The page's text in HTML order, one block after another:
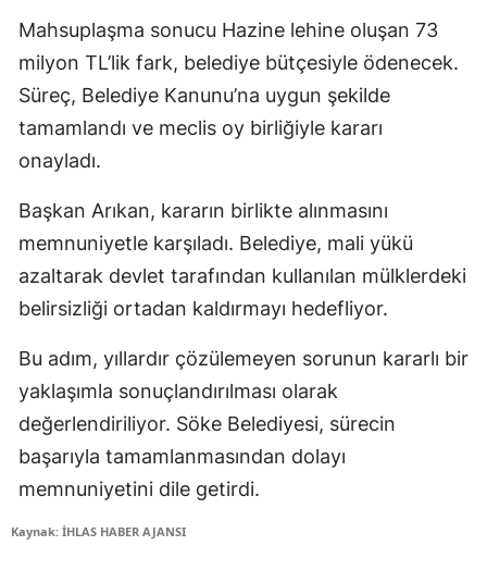
Mahsuplaşma sonucu Hazine lehine oluşan 73
milyon TL’lik fark, belediye bütçesiyle ödenecek.
Süreç, Belediye Kanunu’na uygun şekilde
tamamlandı ve meclis oy birliğiyle kararı
onayladı.
Başkan Arıkan, kararın birlikte alınmasını
memnuniyetle karşıladı. Belediye, mali yükü
azaltarak devlet tarafından kullanılan mülklerdeki
belirsizliği ortadan kaldırmayı hedefliyor.
Bu adım, yıllardır çözülemeyen sorunun kararlı bir
yaklaşımla sonuçlandırılması olarak
değerlendiriliyor. Söke Belediyesi, sürecin
başarıyla tamamlanmasından dolayı
memnuniyetini dile getirdi.
Kaynak: İHLAS HABER AJANSI